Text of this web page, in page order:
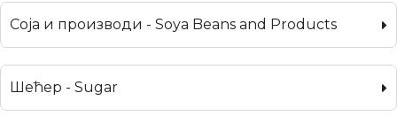
Соја и производи - Soya Beans and Products
Шећер - Sugar